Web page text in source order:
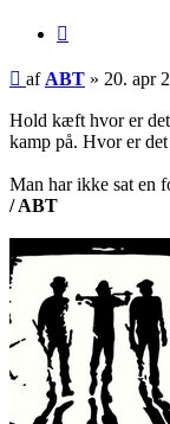
Indlæg
af ABT » 20. apr
Hold kæft hvor er
kamp på. Hvor er
Man har ikke sat en
/ ABT